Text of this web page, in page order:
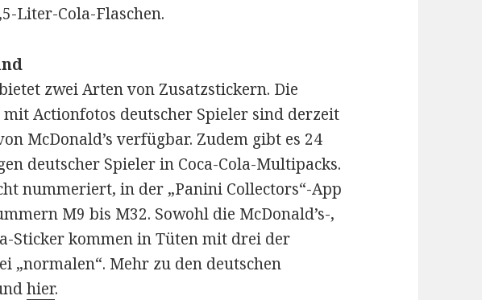
Liter-Cola-Flaschen.
zwei Arten von Zusatzstickern. Die
Actionfotos deutscher Spieler sind derzeit
McDonald’s verfügbar. Zudem gibt es 24
deutscher Spieler in Coca-Cola-Multipacks.
nummeriert, in der „Panini Collectors“-App
M9 bis M32. Sowohl die McDonald’s-,
Sticker kommen in Tüten mit drei der
„normalen“. Mehr zu den deutschen
hier.